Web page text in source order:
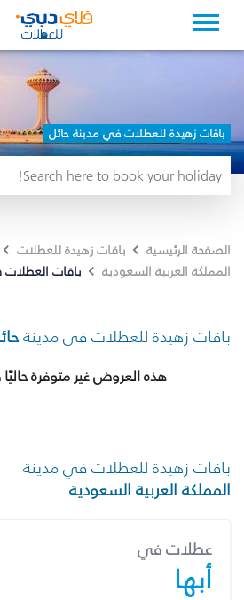
باقات زهيدة للعطلات في مدينة حائل
الصفحة الرئيسية باقات زهيدة للعطلات
المملكة العربية السعودية
باقات
باقات زهيدة للعطلات في مدينة
هذه العروض غير متوفرة
باقات زهيدة للعطلات في مدينة
المملكة العربية السعودية
عطلات في
أبها